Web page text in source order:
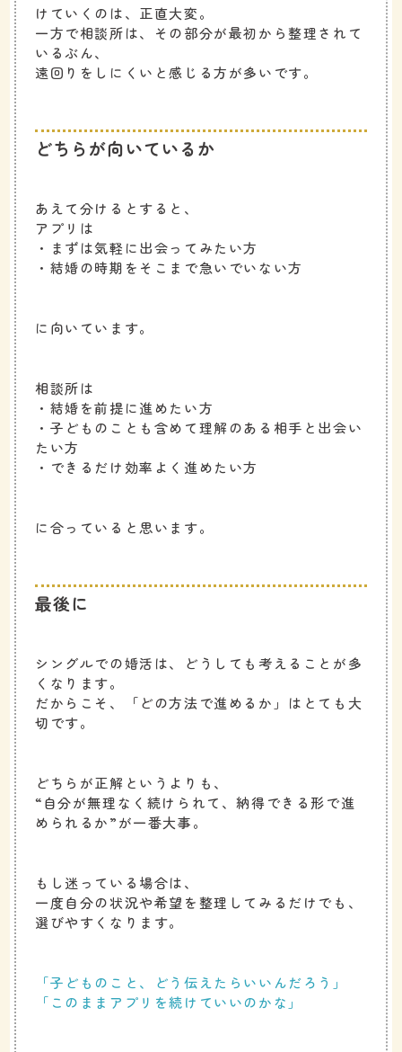
けていくのは、正直大変。
一方で相談所は、その部分が最初から整理されて
いるぶん、
遠回りをしにくいと感じる方が多いです。
どちらが向いているか
あえて分けるとすると、
アプリは
・まずは気軽に出会ってみたい方
・結婚の時期をそこまで急いでいない方
に向いています。
相談所は
・結婚を前提に進めたい方
・子どものことも含めて理解のある相手と出会い
たい方
・できるだけ効率よく進めたい方
に合っていると思います。
最後に
シングルでの婚活は、どうしても考えることが多
くなります。
だからこそ、「どの方法で進めるか」はとても大
切です。
どちらが正解というよりも、
“自分が無理なく続けられて、納得できる形で進
められるか”が一番大事。
もし迷っている場合は、
一度自分の状況や希望を整理してみるだけでも、
選びやすくなります。
「子どものこと、どう伝えたらいいんだろう」
「このままアプリを続けていいのかな」